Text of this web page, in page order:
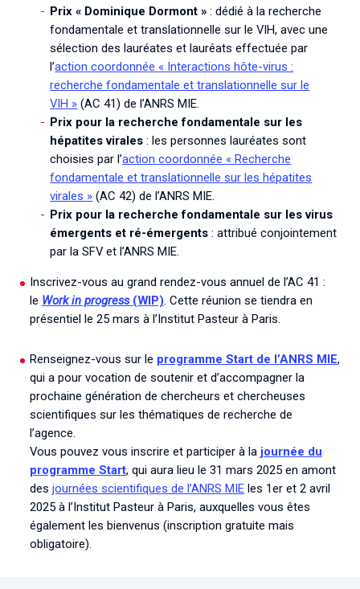
Prix « Dominique Dormont » : dédié à la recherche
fondamentale et translationnelle sur le VIH, avec une
sélection des lauréates et lauréats effectuée par
l’action coordonnée « Interactions hôte-virus :
recherche fondamentale et translationnelle sur le
VIH » (AC 41) de l’ANRS MIE.
Prix pour la recherche fondamentale sur les
hépatites virales : les personnes lauréates sont
choisies par l’action coordonnée « Recherche
fondamentale et translationnelle sur les hépatites
virales » (AC 42) de l’ANRS MIE.
Prix pour la recherche fondamentale sur les virus
émergents et ré-émergents : attribué conjointement
par la SFV et l’ANRS MIE.
Inscrivez-vous au grand rendez-vous annuel de l’AC 41 :
le Work in progress(WIP). Cette réunion se tiendra en
présentiel le 25 mars à l’Institut Pasteur à Paris.
Renseignez-vous sur le programme Start de l’ANRS MIE,
qui a pour vocation de soutenir et d’accompagner la
prochaine génération de chercheurs et chercheuses
scientifiques sur les thématiques de recherche de
l’agence.
Vous pouvez vous inscrire et participer à la journée du
programme Start, qui aura lieu le 31 mars 2025 en amont
des journées scientifiques de l’ANRS MIEles 1er et 2 avril
2025 à l’Institut Pasteur à Paris, auxquelles vous êtes
également les bienvenus (inscription gratuite mais
obligatoire).